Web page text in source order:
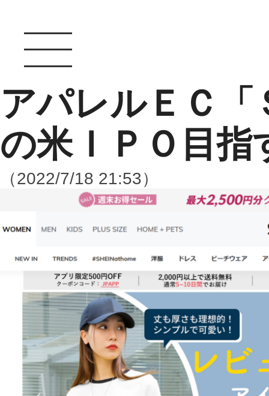
アパレルＥＣ「
の米ＩＰＯ目指
（2022/7/18 21:53）